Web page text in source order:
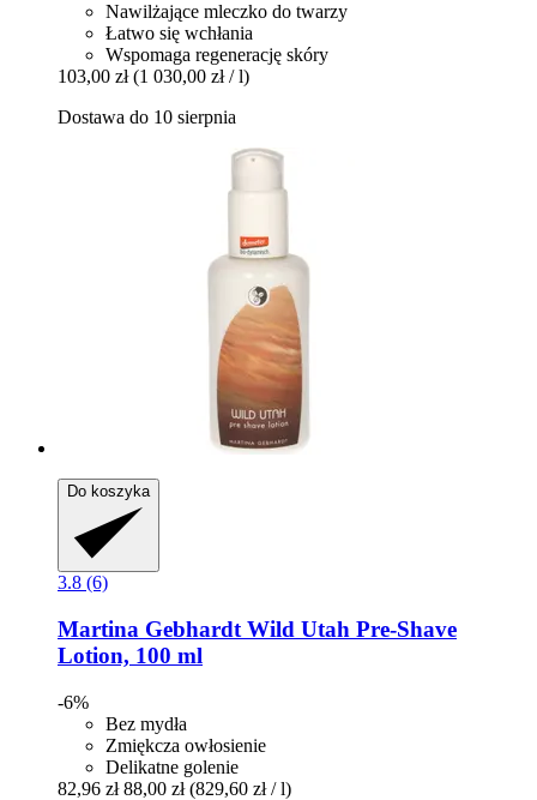
Nawilżające mleczko do twarzy
Łatwo się wchłania
Wspomaga regenerację skóry
103,00 zł (1 030,00 zł / l)
Dostawa do 10 sierpnia
Do koszyka
3.8 (6)
Martina Gebhardt Wild Utah Pre-​Shave
Lotion, 100 ml
-6%
Bez mydła
Zmiękcza owłosienie
Delikatne golenie
82,96 zł 88,00 zł (829,60 zł / l)